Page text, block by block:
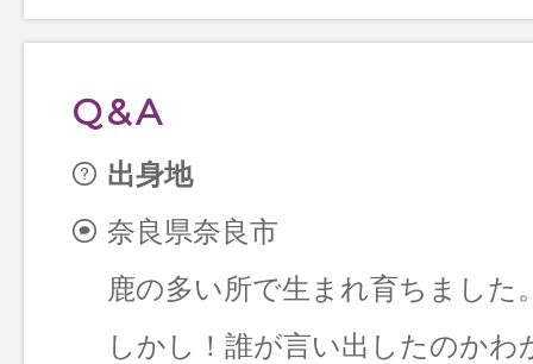
Q&A
出身地
奈良県奈良市
鹿の多い所で生まれ育ちました
しかし！誰が言い出したのかわ